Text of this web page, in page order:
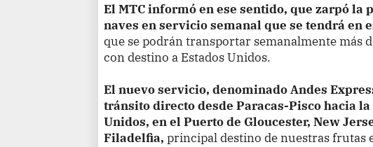
El MTC informó en ese sentido, que zarpó la
naves en servicio semanal que se tendrá en
que se podrán transportar semanalmente más
con destino a Estados Unidos.
El nuevo servicio, denominado Andes
tránsito directo desde Paracas-Pisco hacia la
Unidos, en el Puerto de Gloucester, New
Filadelfia,principal destino de nuestras frutas